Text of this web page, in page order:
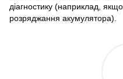
діагностику (наприклад,
розряджання акумулятора).